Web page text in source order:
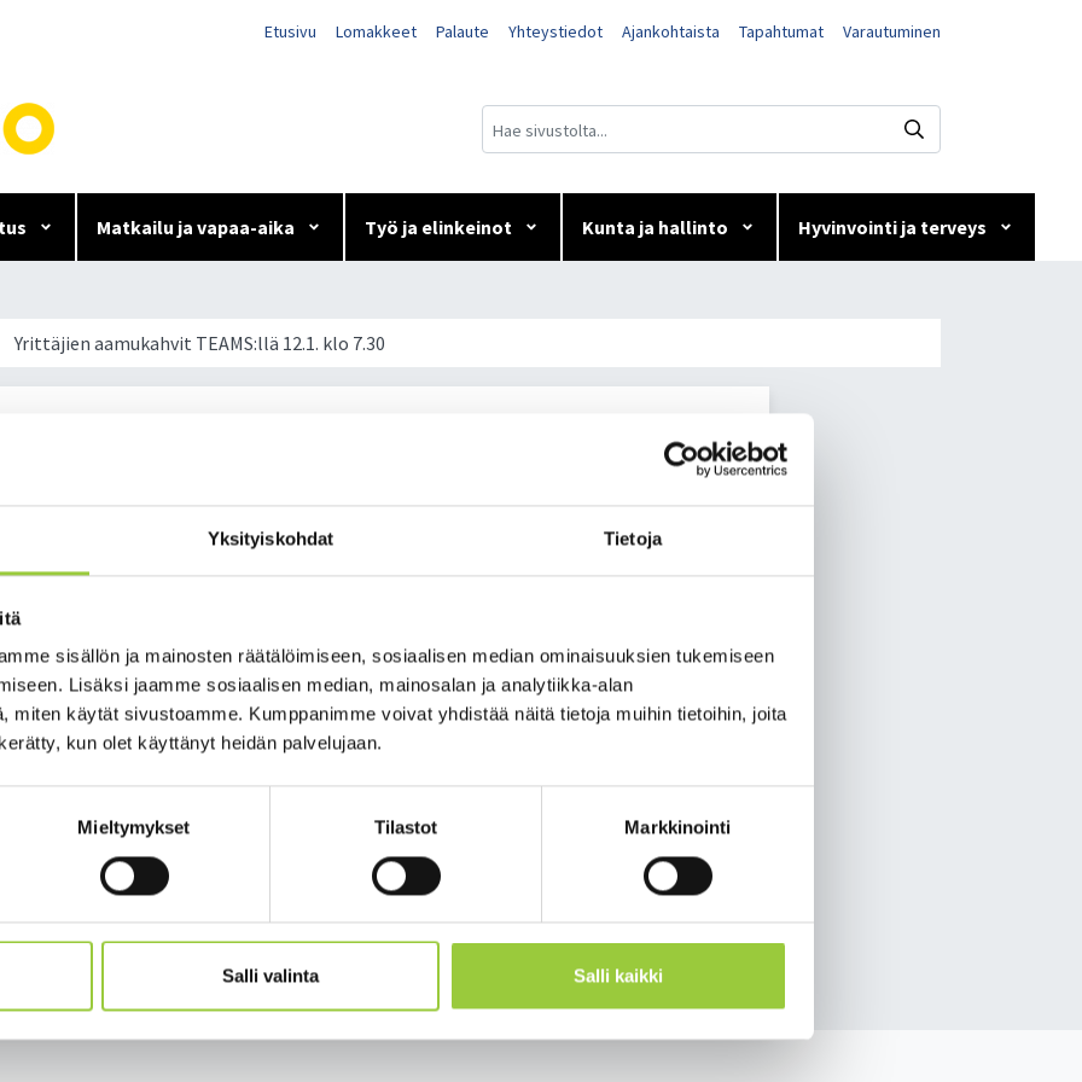
Yksityiskohdat Tietoja
sisällön ja mainosten räätälöimiseen, sosiaalisen median ominaisuuksien tukemiseen
Lisäksi jaamme sosiaalisen median, mainosalan ja analytiikka-alan
miten käytät sivustoamme. Kumppanimme voivat yhdistää näitä tietoja muihin tietoihin, joita
kun olet käyttänyt heidän palvelujaan.
Mieltymykset Tilastot Markkinointi
Salli valinta Salli kaikki
Etusivu Lomakkeet Palaute Yhteystiedot Ajankohtaista Tapahtumat Varautuminen
Matkailu ja vapaa-aika Työ ja elinkeinot Kunta ja hallinto Hyvinvointi ja terveys
12.1. klo 7.30
Yrittäjien aamukahvit TEAMS:llä 12.1. klo 7.30
toinen hakukierros, haku 21.12.2020-26.2.2021 (Valtiokonttori), aiheesta alustaa
Pauli Piilma I4B-hankkeesta.
-hankkeen esittely
käyttöönotto
aamukahvien aiheista vuodelle 2021
kehitysjohtaja Salla Korhoselta (salla.korhonen@paltamo.fi) tai Paltamon
Reijo Moilaselta (yrittajaposti@gmail.com)